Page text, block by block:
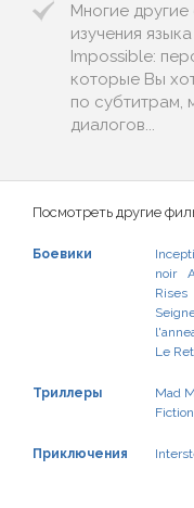
Многие другие
изучения
Impossible:
которые Вы
по субтитрам,
диалогов...
Посмотреть другие
Боевики
noir
Rises
Le
Триллеры Mad
Fiction
Приключения